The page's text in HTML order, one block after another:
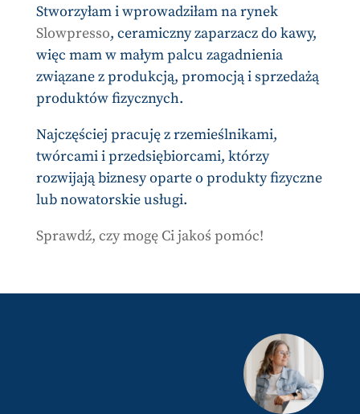
Stworzyłam i wprowadziłam na rynek
Slowpresso, ceramiczny zaparzacz do kawy,
więc mam w małym palcu zagadnienia
związane z produkcją, promocją i sprzedażą
produktów fizycznych.
Najczęściej pracuję z rzemieślnikami,
twórcami i przedsiębiorcami, którzy
rozwijają biznesy oparte o produkty fizyczne
lub nowatorskie usługi.
Sprawdź, czy mogę Ci jakoś pomóc!